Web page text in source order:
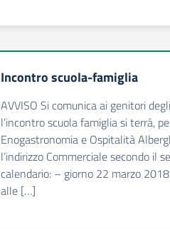
Incontro scuola-famiglia
AVVISO Si comunica ai genitori
l’incontro scuola famiglia si terrà,
Enogastronomia e Ospitalità
l’indirizzo Commerciale secondo il
calendario: – giorno 22 marzo
alle […]